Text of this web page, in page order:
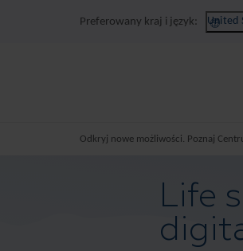
Preferowany kraj i język: United
Odkryj nowe możliwości. Poznaj
Life